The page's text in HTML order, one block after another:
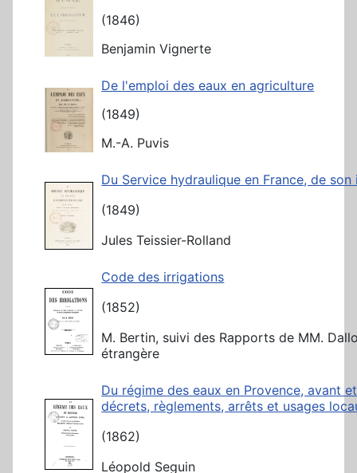
(1846)
Benjamin Vignerte
De l'emploi des eaux en agriculture
(1849)
M.-A. Puvis
Du Service hydraulique en France, de
(1849)
Jules Teissier-Rolland
Code des irrigations
(1852)
M. Bertin, suivi des Rapports de MM.
étrangère
Du régime des eaux en Provence, avant
décrets, règlements, arrêts et usages
(1862)
Léopold Seguin